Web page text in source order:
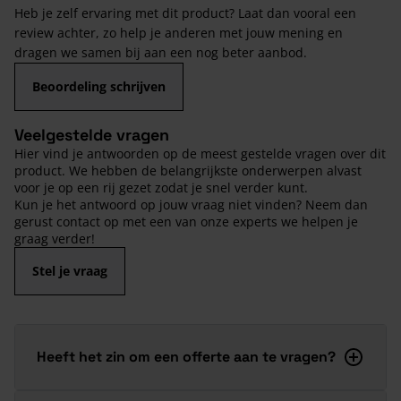
Heb je zelf ervaring met dit product? Laat dan vooral een
review achter, zo help je anderen met jouw mening en
dragen we samen bij aan een nog beter aanbod.
Beoordeling schrijven
Veelgestelde vragen
Hier vind je antwoorden op de meest gestelde vragen over dit
product. We hebben de belangrijkste onderwerpen alvast
voor je op een rij gezet zodat je snel verder kunt.
Kun je het antwoord op jouw vraag niet vinden? Neem dan
gerust contact op met een van onze experts we helpen je
graag verder!
Stel je vraag
Heeft het zin om een offerte aan te vragen?